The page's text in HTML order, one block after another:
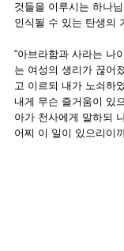
것들을 이루시는 하나
인식될 수 있는 탄생의
“아브라함과 사라는 나
는 여성의 생리가 끊어
고 이르되 내가 노쇠하
내게 무슨 즐거움이 있
아가 천사에게 말하되
어찌 이 일이 있으리이